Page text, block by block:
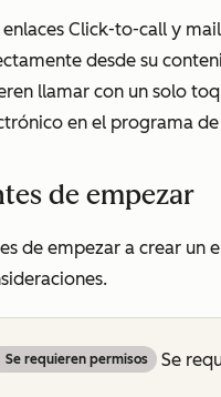
enlaces Click-to-call y
desde su
llamar con un solo
en el programa
de empezar
de empezar a crear un
Se requieren permisos Se